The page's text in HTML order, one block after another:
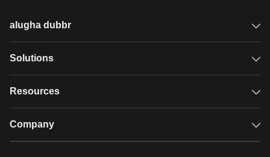
alugha dubbr
Overview
Glossary
Solutions
GDPR video hosting
Resources
Case studies
Company